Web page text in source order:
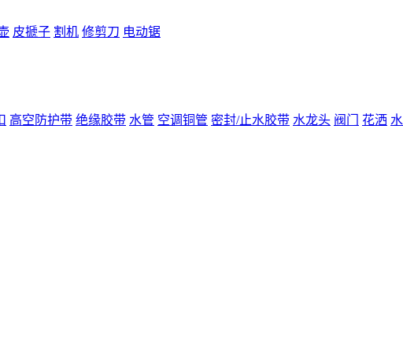
皮搋子 割机 修剪刀 电动锯
高空防护带 绝缘胶带 水管 空调铜管 密封/止水胶带 水龙头 阀门 花洒 水